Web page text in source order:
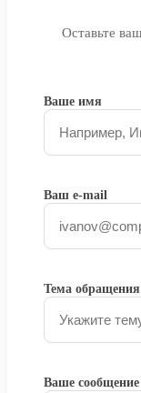
Оставьте
Ваше имя
Ваш e-mail
Тема обращения
Ваше сообщение